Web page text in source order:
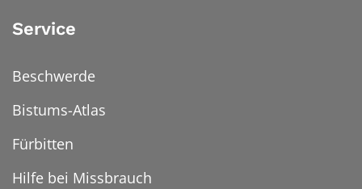
Service
Beschwerde
Bistums-Atlas
Fürbitten
Hilfe bei Missbrauch